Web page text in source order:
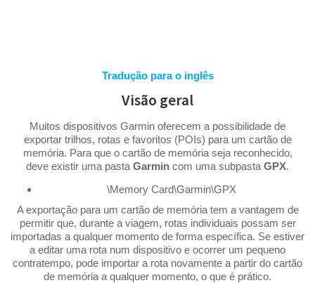
Tradução para o inglês
Visão geral
Muitos dispositivos Garmin oferecem a possibilidade de
exportar trilhos, rotas e favoritos (POIs) para um cartão de
memória. Para que o cartão de memória seja reconhecido,
deve existir uma pasta Garmin com uma subpasta GPX.
\Memory Card\Garmin\GPX
A exportação para um cartão de memória tem a vantagem de
permitir que, durante a viagem, rotas individuais possam ser
importadas a qualquer momento de forma específica. Se estiver
a editar uma rota num dispositivo e ocorrer um pequeno
contratempo, pode importar a rota novamente a partir do cartão
de memória a qualquer momento, o que é prático.